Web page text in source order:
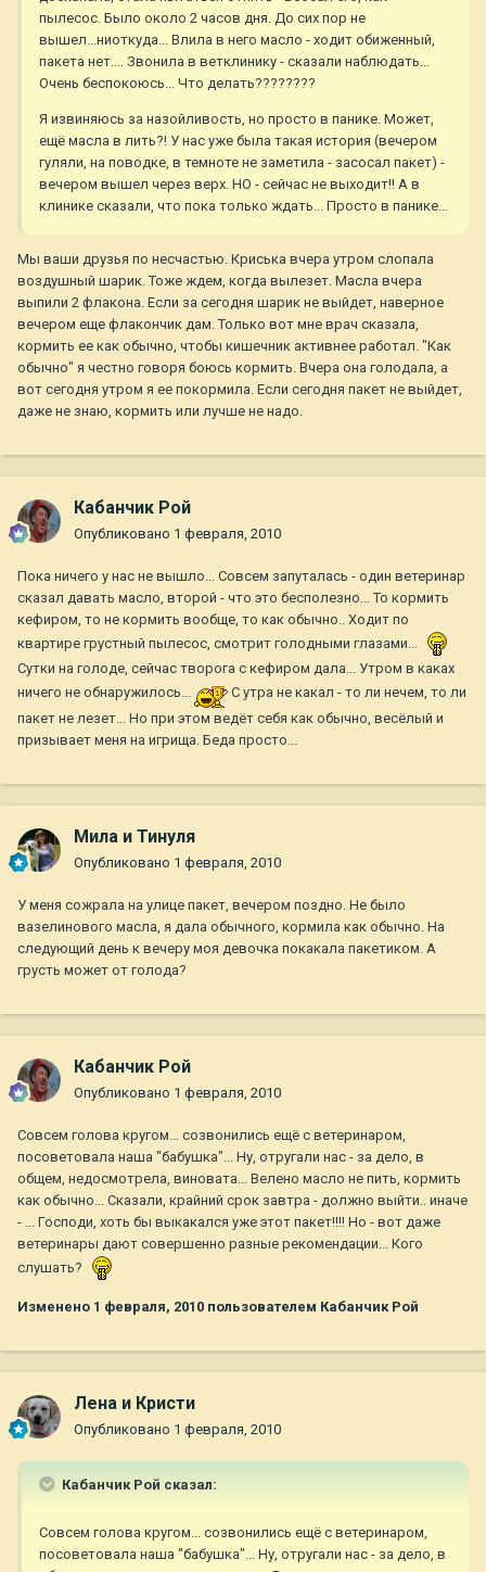
пылесос. Было около 2 часов дня. До сих пор не
вышел...ниоткуда... Влила в него масло - ходит обиженный,
пакета нет.... Звонила в ветклинику - сказали наблюдать...
Очень беспокоюсь... Что делать????????
Я извиняюсь за назойливость, но просто в панике. Может,
ещё масла в лить?! У нас уже была такая история (вечером
гуляли, на поводке, в темноте не заметила - засосал пакет) -
вечером вышел через верх. НО - сейчас не выходит!! А в
клинике сказали, что пока только ждать... Просто в панике...
Мы ваши друзья по несчастью. Криська вчера утром слопала
воздушный шарик. Тоже ждем, когда вылезет. Масла вчера
выпили 2 флакона. Если за сегодня шарик не выйдет, наверное
вечером еще флакончик дам. Только вот мне врач сказала,
кормить ее как обычно, чтобы кишечник активнее работал. "Как
обычно" я честно говоря боюсь кормить. Вчера она голодала, а
вот сегодня утром я ее покормила. Если сегодня пакет не выйдет,
даже не знаю, кормить или лучше не надо.
Кабанчик Рой
Опубликовано 1 февраля, 2010
Пока ничего у нас не вышло... Совсем запуталась - один ветеринар
сказал давать масло, второй - что это бесполезно... То кормить
кефиром, то не кормить вообще, то как обычно.. Ходит по
квартире грустный пылесос, смотрит голодными глазами...
Сутки на голоде, сейчас творога с кефиром дала... Утром в каках
ничего не обнаружилось...
С утра не какал - то ли нечем, то ли
пакет не лезет... Но при этом ведёт себя как обычно, весёлый и
призывает меня на игрища. Беда просто...
Мила и Тинуля
Опубликовано 1 февраля, 2010
У меня сожрала на улице пакет, вечером поздно. Не было
вазелинового масла, я дала обычного, кормила как обычно. На
следующий день к вечеру моя девочка покакала пакетиком. А
грусть может от голода?
Кабанчик Рой
Опубликовано 1 февраля, 2010
Совсем голова кругом... созвонились ещё с ветеринаром,
посоветовала наша "бабушка"... Ну, отругали нас - за дело, в
общем, недосмотрела, виновата... Велено масло не пить, кормить
как обычно... Сказали, крайний срок завтра - должно выйти.. иначе
- ... Господи, хоть бы выкакался уже этот пакет!!!! Но - вот даже
ветеринары дают совершенно разные рекомендации... Кого
слушать?
Изменено 1 февраля, 2010 пользователем Кабанчик Рой
Лена и Кристи
Опубликовано 1 февраля, 2010
Кабанчик Рой сказал:
Совсем голова кругом... созвонились ещё с ветеринаром,
посоветовала наша "бабушка"... Ну, отругали нас - за дело, в